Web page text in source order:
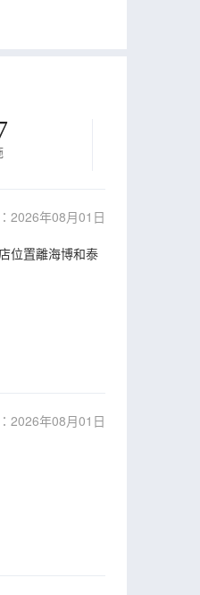
2026年08月01日
位置離海博和泰
2026年08月01日